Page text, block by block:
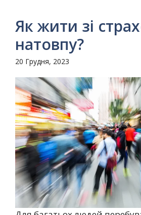
Як жити зі
натовпу?
20 Грудня, 2023